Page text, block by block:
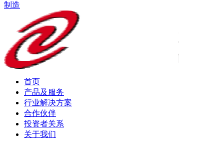
制造
首页
产品及服务
行业解决方案
合作伙伴
投资者关系
关于我们